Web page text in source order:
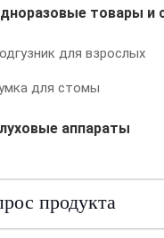
для взрослых
для стомы
аппараты
продукта